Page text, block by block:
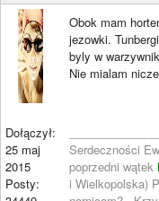
Dołączył:
25 maj
2015
Posty:
Obok mam
jezowki.
byly w
Nie mialam
Serdeczności
poprzedni wątek
i Wielkopolska)